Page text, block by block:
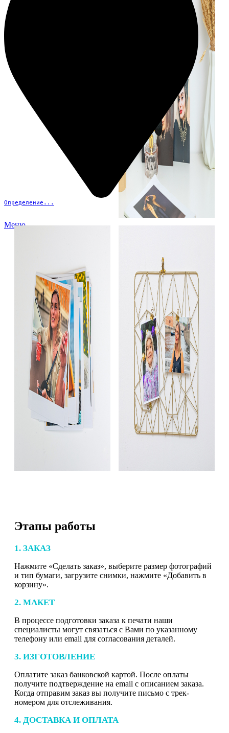
Определение...
Меню
Этапы работы
1. ЗАКАЗ
Нажмите «Сделать заказ», выберите размер фотографий
и тип бумаги, загрузите снимки, нажмите «Добавить в
корзину».
2. МАКЕТ
В процессе подготовки заказа к печати наши
специалисты могут связаться с Вами по указанному
телефону или email для согласования деталей.
3. ИЗГОТОВЛЕНИЕ
Оплатите заказ банковской картой. После оплаты
получите подтверждение на email с описанием заказа.
Когда отправим заказ вы получите письмо с трек-
номером для отслеживания.
4. ДОСТАВКА И ОПЛАТА